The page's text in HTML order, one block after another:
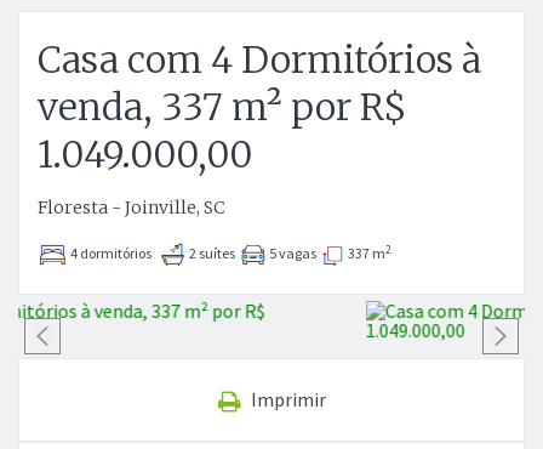
Casa com 4 Dormitórios à
venda, 337 m² por R$
1.049.000,00
Floresta - Joinville, SC
4 dormitórios 2 suítes 5 vagas 337 m2
Anterior
Imprimir
GRÁTIS